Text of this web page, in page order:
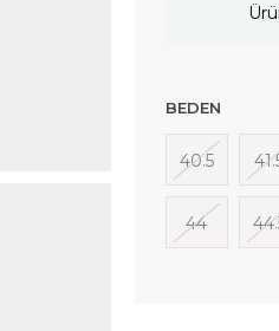
BEDEN
40.5
44